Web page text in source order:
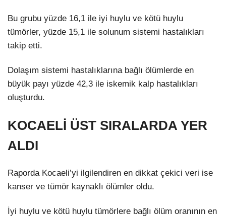
Bu grubu yüzde 16,1 ile iyi huylu ve kötü huylu
tümörler, yüzde 15,1 ile solunum sistemi hastalıkları
takip etti.
Dolaşım sistemi hastalıklarına bağlı ölümlerde en
büyük payı yüzde 42,3 ile iskemik kalp hastalıkları
oluşturdu.
KOCAELİ ÜST SIRALARDA YER
ALDI
Raporda Kocaeli’yi ilgilendiren en dikkat çekici veri ise
kanser ve tümör kaynaklı ölümler oldu.
İyi huylu ve kötü huylu tümörlere bağlı ölüm oranının en